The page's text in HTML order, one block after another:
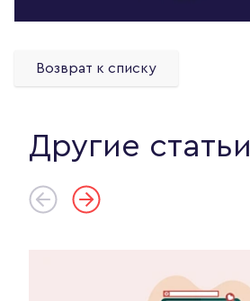
Возврат к списку
Другие статьи